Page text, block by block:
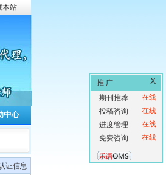
本站
中心
证信息
X
推 广
在线
期刊推荐
在线
投稿咨询
在线
进度管理
在线
免费咨询